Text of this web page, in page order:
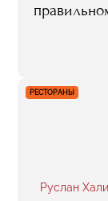
РЕСТОРАНЫ
Руслан